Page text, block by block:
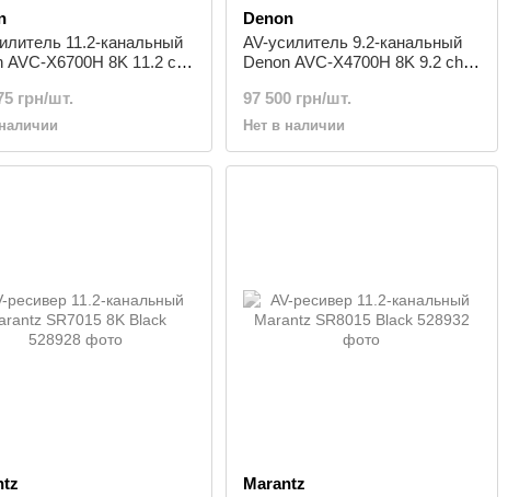
11.2-канальный
AVC-X6700H 8K 11.2 сh
грн/шт.
Denon
AV-усилитель 9.2-канальный
Denon AVC-X4700H 8K 9.2 сh
97 500 грн/шт.
Нет в наличии
Marantz